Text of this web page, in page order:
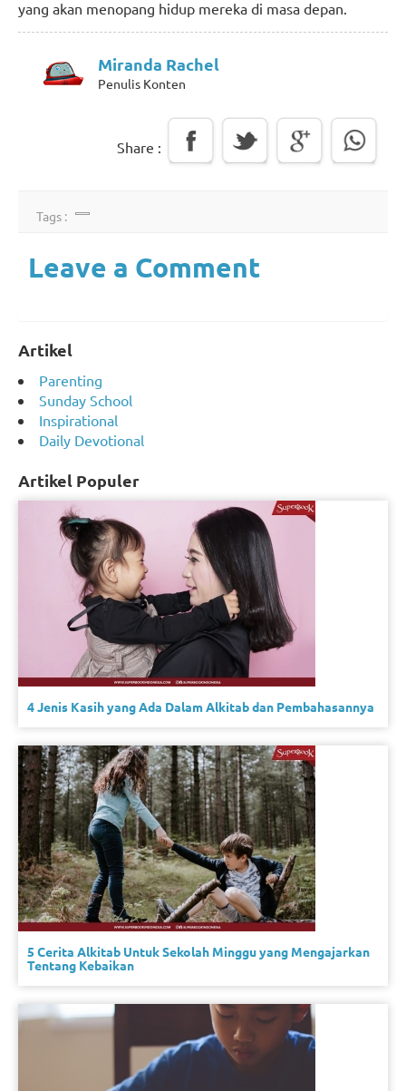
yang akan menopang hidup mereka di masa depan.
Miranda Rachel
Penulis Konten
Share :
Tags :
Leave a Comment
Artikel
Parenting
Sunday School
Inspirational
Daily Devotional
Artikel Populer
4 Jenis Kasih yang Ada Dalam Alkitab dan Pembahasannya
5 Cerita Alkitab Untuk Sekolah Minggu yang Mengajarkan
Tentang Kebaikan